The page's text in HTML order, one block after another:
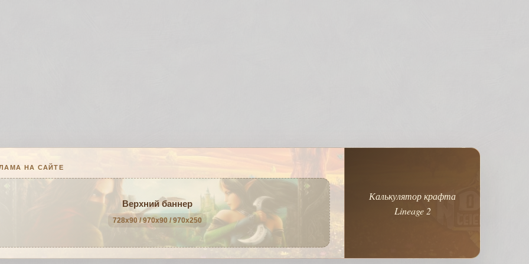
НА САЙТЕ
Верхний баннер
728x90 / 970x90 / 970x250
Калькулятор крафта
Lineage 2